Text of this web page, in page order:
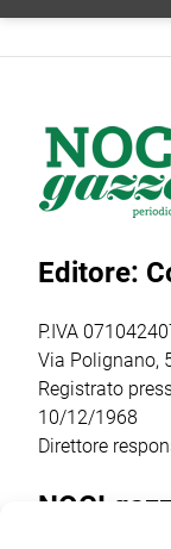
nome
19, al Parco
cerimonia di
intitolazione
dell’area a Felice
Laforgia, già
figura
Editore:
P.IVA
Via Polignano,
Registrato
10/12/1968
Direttore
NOCI